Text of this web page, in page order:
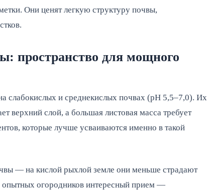
Они ценят легкую структуру почвы,
пространство для мощного
слабокислых и среднекислых почвах (pH 5,5–7,0). Их
верхний слой, а большая листовая масса требует
которые лучше усваиваются именно в такой
— на кислой рыхлой земле они меньше страдают
опытных огородников интересный прием —